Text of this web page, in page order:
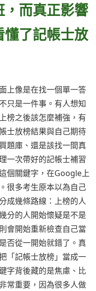
而真正影響
了記帳士放
上像是在找一個單一答
只是一件事。有人想知
榜之後該怎麼補強，有
士放榜結果與自己期待
題庫、還是該找一間真
一次帶好的記帳士補習
個關鍵字，在Google上
很多考生原本以為自己
成幾條路線：上榜的人
分的人開始懷疑是不是
會開始重新檢查自己當
否從一開始就錯了。真
「記帳士放榜」當成一
字背後藏的是焦慮、比
常重要，因為很多人做